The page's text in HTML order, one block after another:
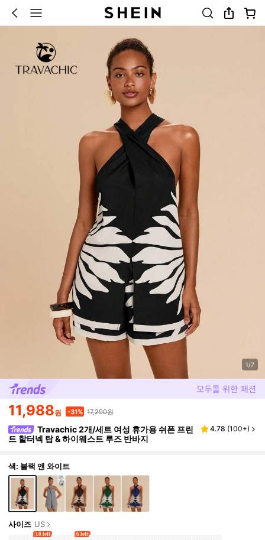
1/7
11,988원 -31% 17,290원
Travachic 2개/세트 여성 휴가용 쉬폰 프린
트 할터넥 탑 & 하이웨스트 루즈 반바지
4.78 (100+)
색: 블랙 앤 와이트
사이즈 US
10 left 6 left